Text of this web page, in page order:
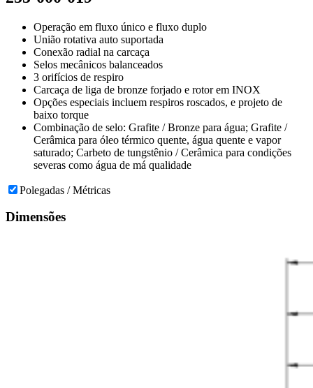
Operação em fluxo único e fluxo duplo
União rotativa auto suportada
Conexão radial na carcaça
Selos mecânicos balanceados
3 orifícios de respiro
Carcaça de liga de bronze forjado e rotor em INOX
Opções especiais incluem respiros roscados, e projeto de
baixo torque
Combinação de selo: Grafite / Bronze para água; Grafite /
Cerâmica para óleo térmico quente, água quente e vapor
saturado; Carbeto de tungstênio / Cerâmica para condições
severas como água de má qualidade
Polegadas / Métricas
Dimensões